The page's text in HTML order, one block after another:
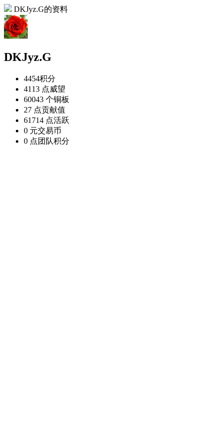
DKJyz.G的资料
DKJyz.G
4454积分
4113 点威望
60043 个铜板
27 点贡献值
61714 点活跃
0 元交易币
0 点团队积分